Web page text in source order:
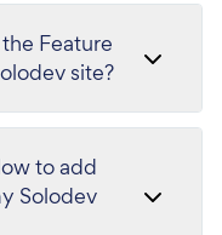
Feature
site?
to add
Solodev